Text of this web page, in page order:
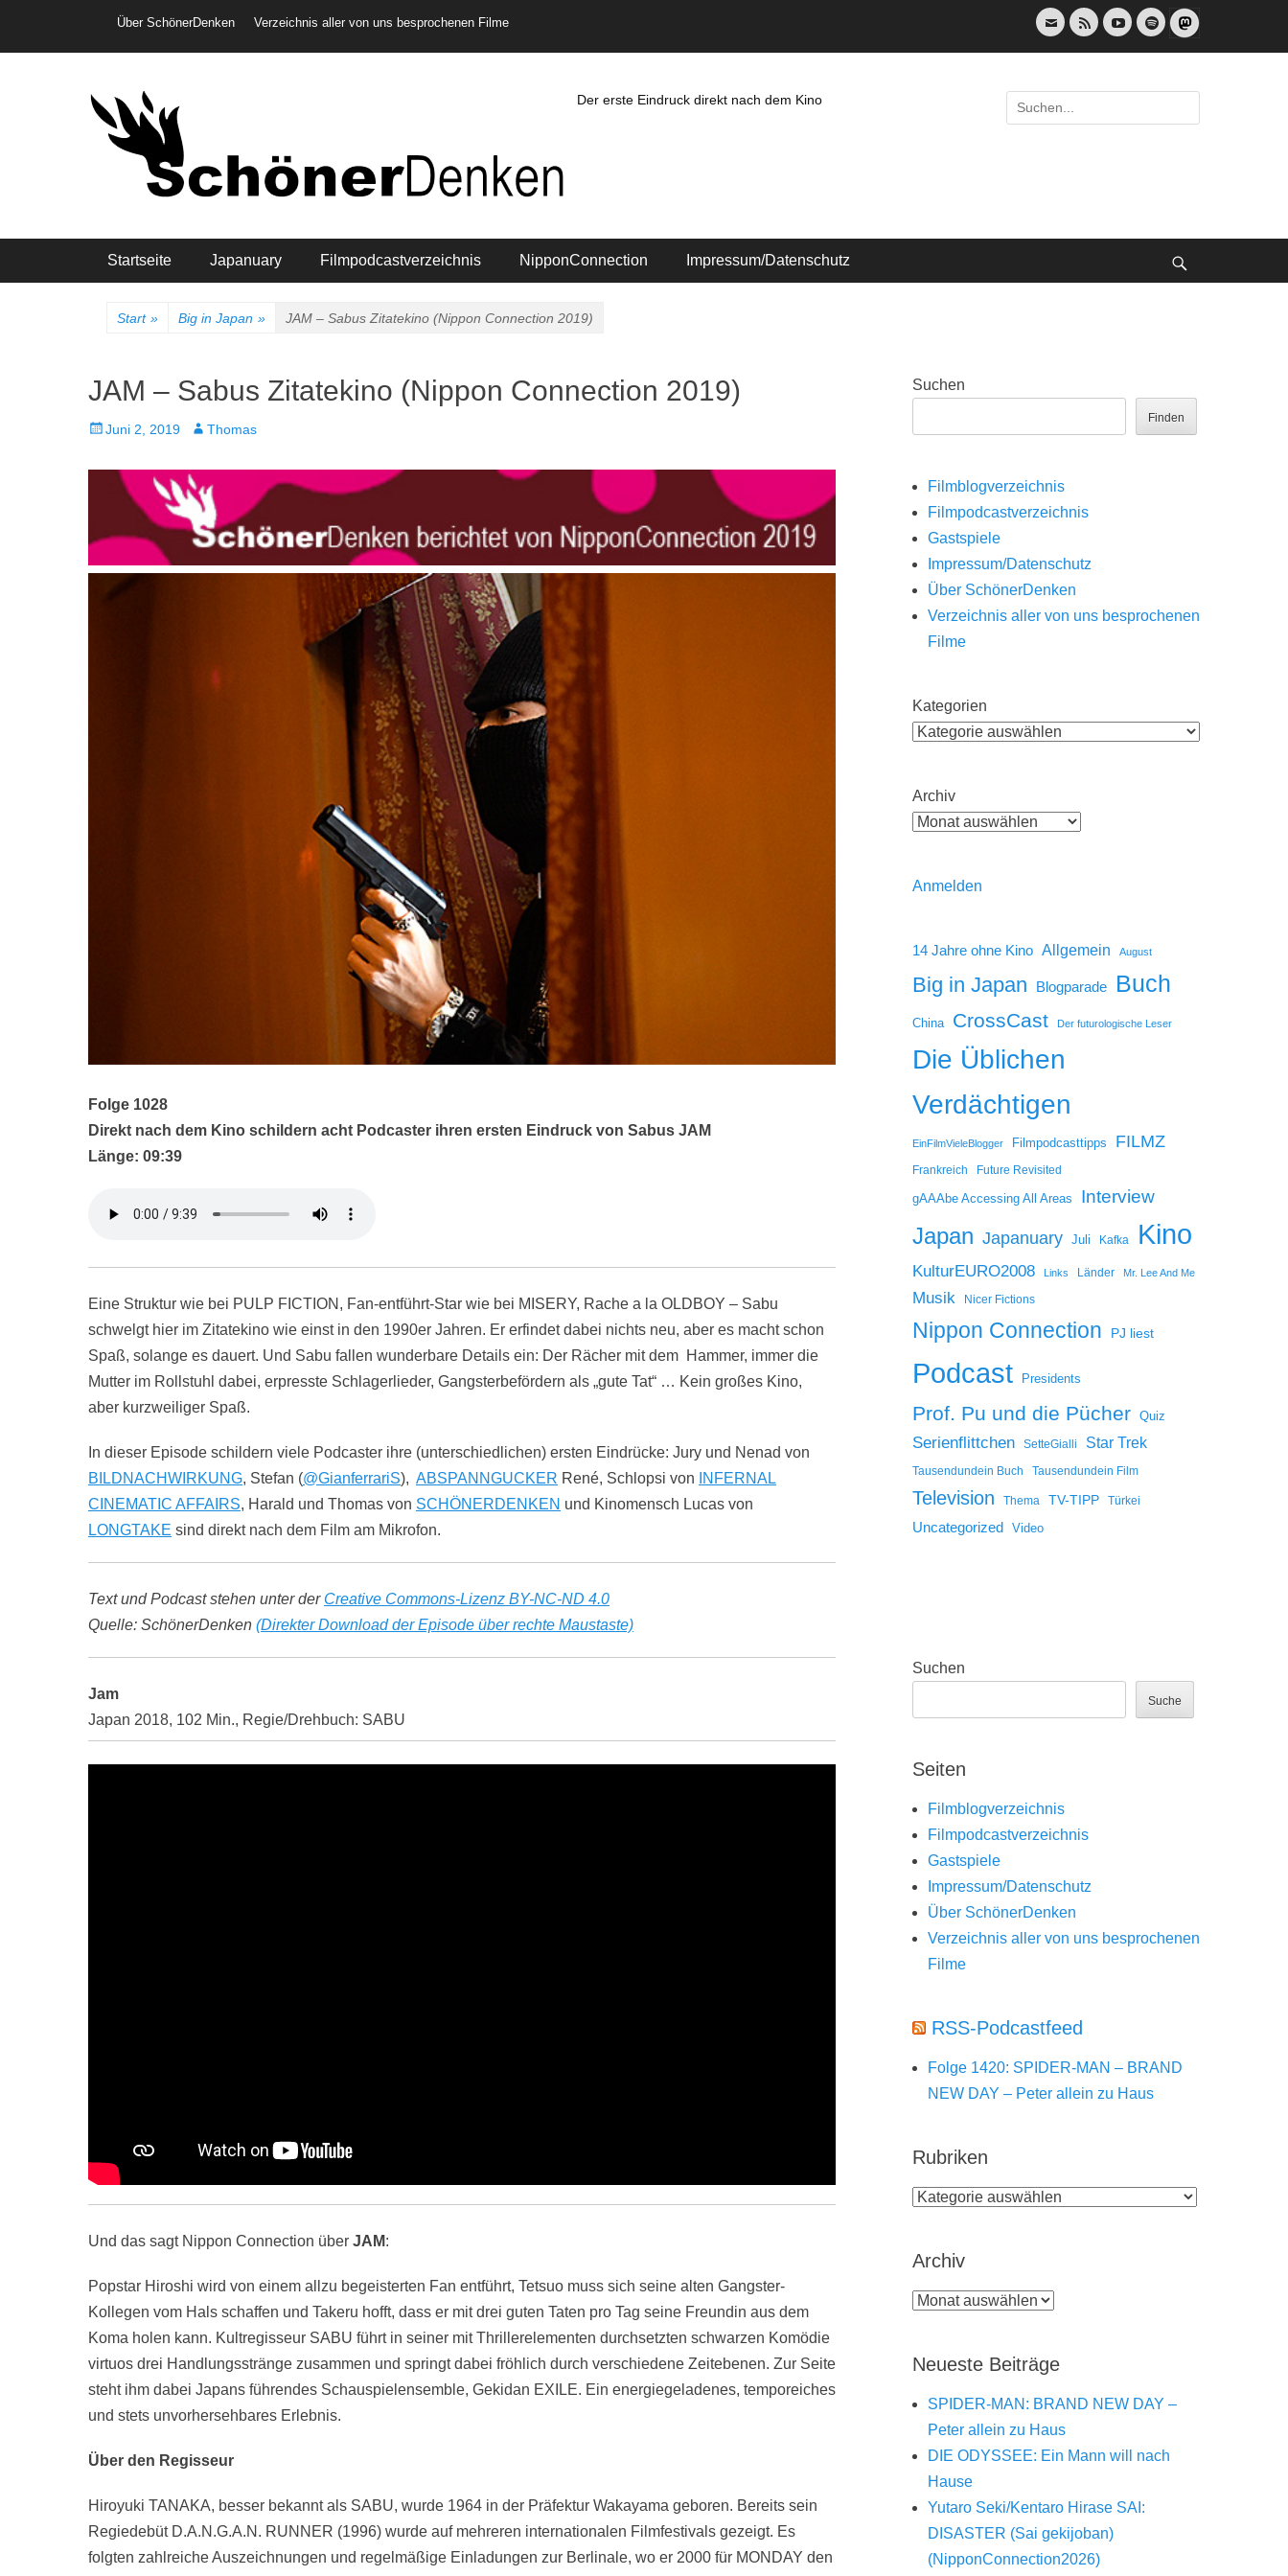
Header-Menü
Über SchönerDenken Verzeichnis aller von uns besprochenen Filme
E-
Mail
Feed YouTubeSpotify
Der erste Eindruck direkt nach dem Kino
Suche
nach:
Hauptmenü
Startseite Japanuary Filmpodcastverzeichnis NipponConnection Impressum/Datenschutz
Start » Big in Japan » JAM – Sabus Zitatekino (Nippon Connection 2019)
JAM – Sabus Zitatekino (Nippon Connection 2019)
Veröffentlicht
Juni 2, 2019 AutorThomas
Folge 1028
Direkt nach dem Kino schildern acht Podcaster ihren ersten Eindruck von Sabus JAM
Länge: 09:39
Eine Struktur wie bei PULP FICTION, Fan-entführt-Star wie bei MISERY, Rache a la OLDBOY – Sabu
schwelgt hier im Zitatekino wie einst in den 1990er Jahren. Er erfindet dabei nichts neu, aber es macht schon
Spaß, solange es dauert. Und Sabu fallen wunderbare Details ein: Der Rächer mit dem Hammer, immer die
Mutter im Rollstuhl dabei, erpresste Schlagerlieder, Gangsterbefördern als „gute Tat“ … Kein großes Kino,
aber kurzweiliger Spaß.
In dieser Episode schildern viele Podcaster ihre (unterschiedlichen) ersten Eindrücke: Jury und Nenad von
BILDNACHWIRKUNG, Stefan (@GianferrariS), ABSPANNGUCKER René, Schlopsi von
INFERNAL
CINEMATIC AFFAIRS, Harald und Thomas von SCHÖNERDENKEN und Kinomensch Lucas von
LONGTAKE sind direkt nach dem Film am Mikrofon.
Text und Podcast stehen unter der Creative Commons-Lizenz BY-NC-ND 4.0
Quelle: SchönerDenken (Direkter Download der Episode über rechte Maustaste)
Jam
Japan 2018, 102 Min., Regie/Drehbuch: SABU
Und das sagt Nippon Connection über JAM:
Popstar Hiroshi wird von einem allzu begeisterten Fan entführt, Tetsuo muss sich seine alten Gangster-
Kollegen vom Hals schaffen und Takeru hofft, dass er mit drei guten Taten pro Tag seine Freundin aus dem
Koma holen kann. Kultregisseur SABU führt in seiner mit Thrillerelementen durchsetzten schwarzen Komödie
virtuos drei Handlungsstränge zusammen und springt dabei fröhlich durch verschiedene Zeitebenen. Zur Seite
steht ihm dabei Japans führendes Schauspielensemble, Gekidan EXILE. Ein energiegeladenes, temporeiches
und stets unvorhersehbares Erlebnis.
Über den Regisseur
Hiroyuki TANAKA, besser bekannt als SABU, wurde 1964 in der Präfektur Wakayama geboren. Bereits sein
Regiedebüt D.A.N.G.A.N. RUNNER (1996) wurde auf mehreren internationalen Filmfestivals gezeigt. Es
folgten zahlreiche Auszeichnungen und regelmäßige Einladungen zur Berlinale, wo er 2000 für MONDAY den
Suchen
Finden
Filmblogverzeichnis
Filmpodcastverzeichnis
Gastspiele
Impressum/Datenschutz
Über SchönerDenken
Verzeichnis aller von uns besprochenen
Filme
Kategorien
Archiv
Anmelden
14 Jahre ohne Kino Allgemein August
Big in Japan Blogparade Buch
China CrossCast Der futurologische Leser
Die Üblichen
Verdächtigen
EinFilmVieleBlogger Filmpodcasttipps FILMZ
Frankreich Future Revisited
gAAAbe Accessing All Areas Interview
Japan Japanuary Juli Kafka Kino
KulturEURO2008 Links Länder Mr. Lee And Me
Musik Nicer Fictions
Nippon Connection PJ liest
Podcast Presidents
Prof. Pu und die Pücher Quiz
Serienflittchen SetteGialli Star Trek
Tausendundein Buch Tausendundein Film
Television Thema TV-TIPP Türkei
Uncategorized Video
Suchen
Suche
Seiten
Filmblogverzeichnis
Filmpodcastverzeichnis
Gastspiele
Impressum/Datenschutz
Über SchönerDenken
Verzeichnis aller von uns besprochenen
Filme
RSS-Podcastfeed
Folge 1420: SPIDER-MAN – BRAND
NEW DAY – Peter allein zu Haus
Rubriken
Rubriken
Archiv
Archiv
Neueste Beiträge
SPIDER-MAN: BRAND NEW DAY –
Peter allein zu Haus
DIE ODYSSEE: Ein Mann will nach
Hause
Yutaro Seki/Kentaro Hirase SAI:
DISASTER (Sai gekijoban)
(NipponConnection2026)